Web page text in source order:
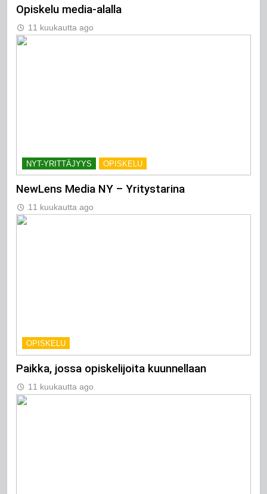
Opiskelu media-alalla
11 kuukautta ago
NYT-YRITTÄJYYS OPISKELU
NewLens Media NY – Yritystarina
11 kuukautta ago
OPISKELU
Paikka, jossa opiskelijoita kuunnellaan
11 kuukautta ago